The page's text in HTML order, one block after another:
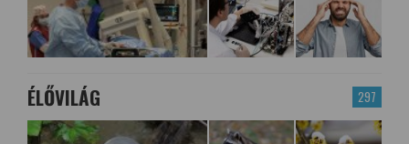
297
ÉLŐVILÁG